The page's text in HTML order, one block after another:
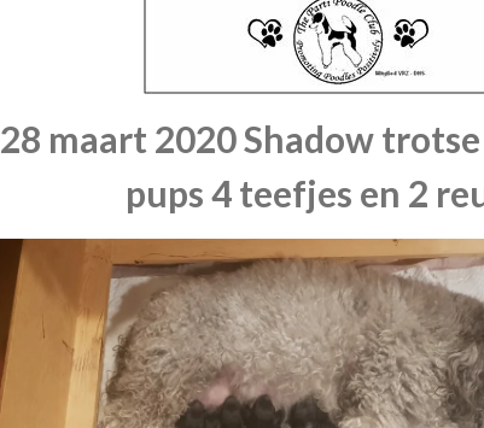
28 maart 2020 Shadow
pups 4 teefjes en 2